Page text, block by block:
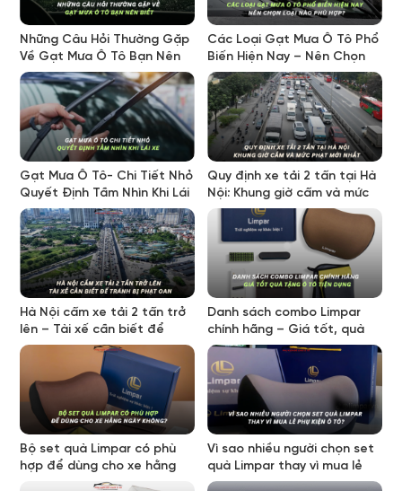
Những Câu Hỏi Thường Gặp
Về Gạt Mưa Ô Tô Bạn Nên
Biết
Các Loại Gạt Mưa Ô Tô Phổ
Biến Hiện Nay – Nên Chọn
Loại Nào Phù Hợp?
Gạt Mưa Ô Tô- Chi Tiết Nhỏ
Quyết Định Tầm Nhìn Khi Lái
Xe
Quy định xe tải 2 tấn tại Hà
Nội: Khung giờ cấm và mức
phạt mới nhất
Hà Nội cấm xe tải 2 tấn trở
lên – Tài xế cần biết để
tránh bị phạt oan
Danh sách combo Limpar
chính hãng – Giá tốt, quà
tặng ô tô tiện dụng
Bộ set quà Limpar có phù
hợp để dùng cho xe hằng
ngày không?
Vì sao nhiều người chọn set
quà Limpar thay vì mua lẻ
phụ kiện ô tô?